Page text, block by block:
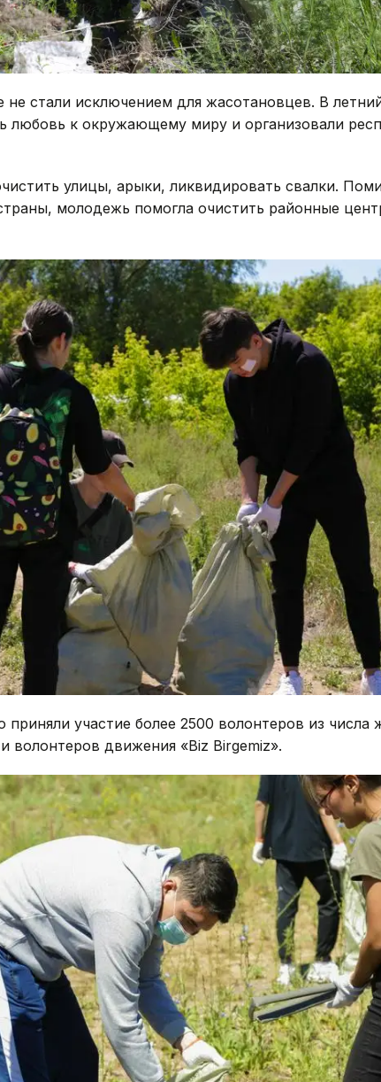
стали исключением для жасотановцев. В
любовь к окружающему миру и организовали
улицы, арыки, ликвидировать свалки.
молодежь помогла очистить районные
приняли участие более 2500 волонтеров из числа
волонтеров движения «Biz Birgemiz».